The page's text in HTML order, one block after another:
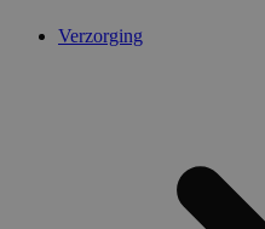
Verzorging